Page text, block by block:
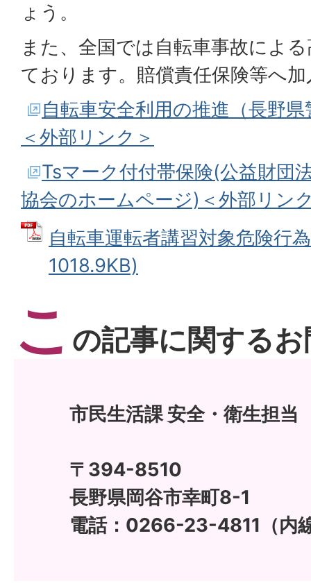
ょう。
また、全国では自転車事故によ
ております。賠償責任保険等へ
自転車安全利用の推進（長野
＜外部リンク＞
Tsマーク付付帯保険(公益財団
協会のホームページ)＜外部リン
自転車運転者講習対象危険行
1018.9KB)
こ の記事に関する
市民生活課 安全・衛生担当
〒394-8510
長野県岡谷市幸町8-1
電話：0266-23-4811（内